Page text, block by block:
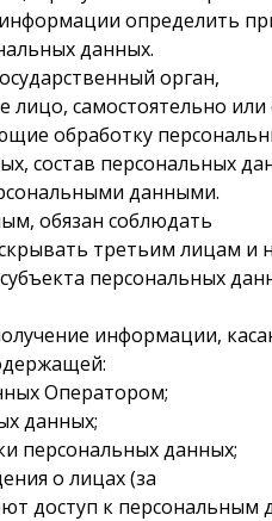
определить
данных.
орган,
самостоятельно или
обработку
состав персональных
данными.
обязан соблюдать
третьим лицам и
персональных
информации,
Оператором;
данных;
персональных данных;
о лицах (за
доступ к персональным